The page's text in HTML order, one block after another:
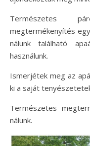
Természetes
megtermékenyítés
nálunk található
használunk.
Ismerjétek meg az
ki a saját
Természetes
nálunk.